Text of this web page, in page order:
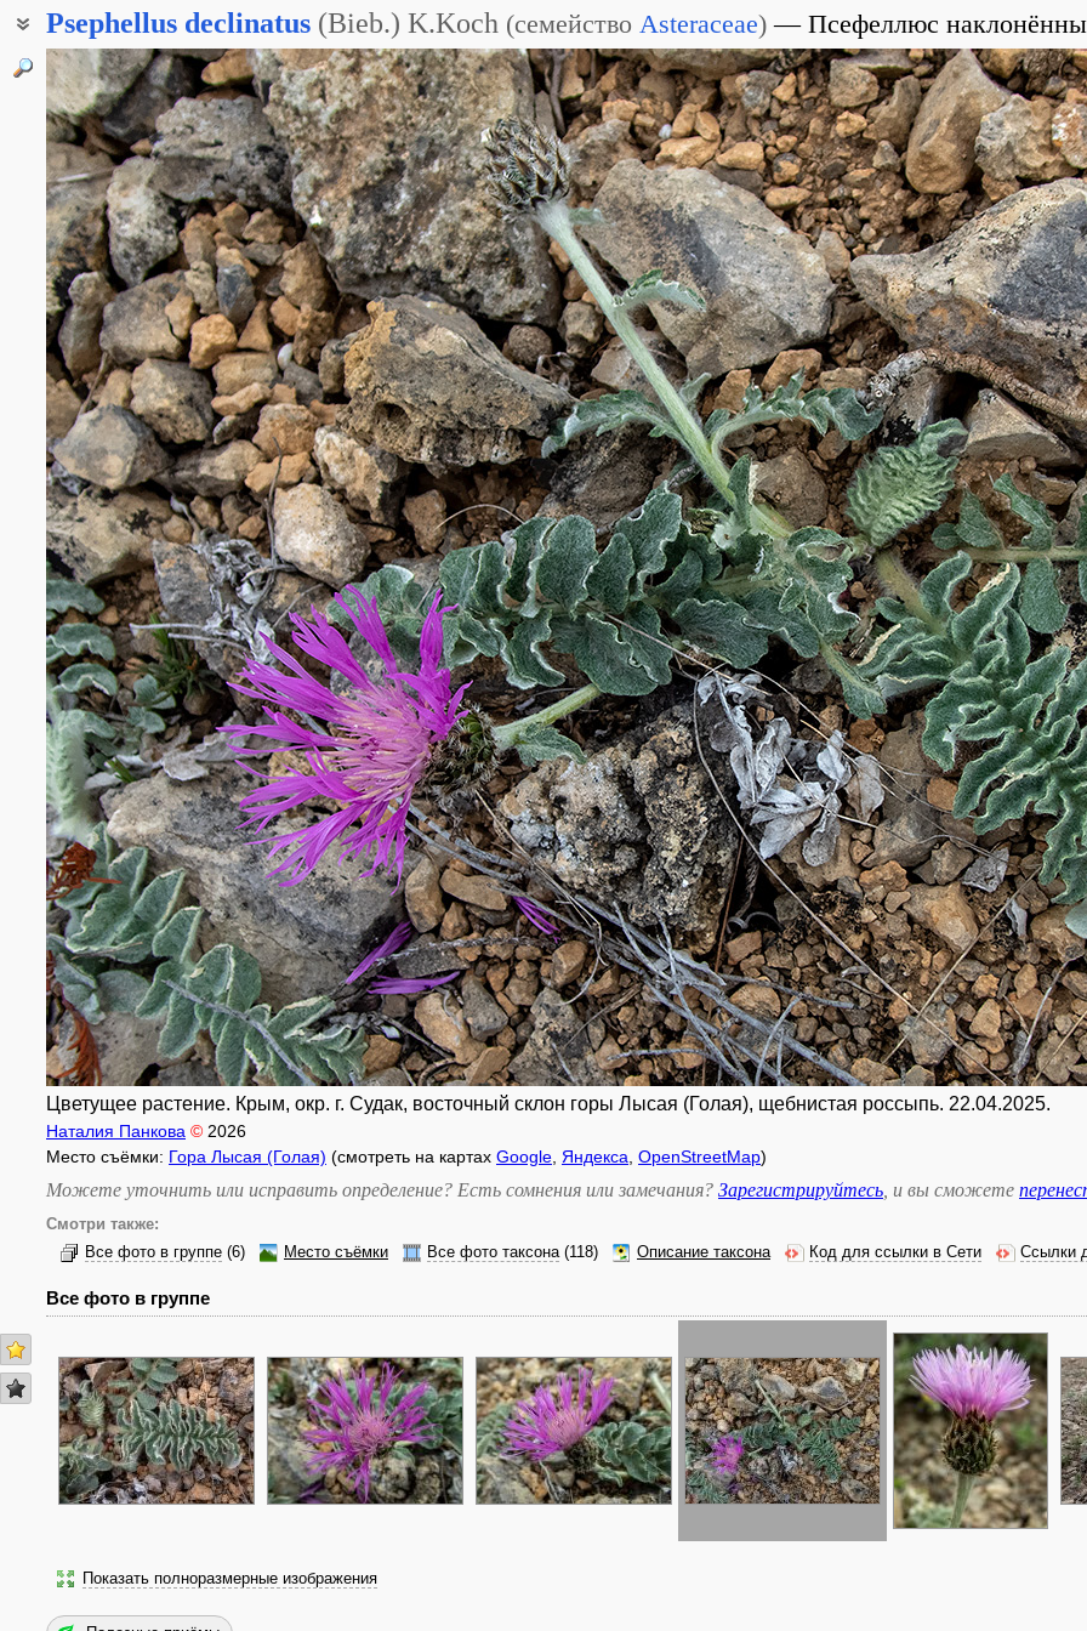
Psephellus declinatus (Bieb.) K.Koch (семейство Asteraceae) Псефеллюс
Василёк наклонённый
Цветущее растение. Крым, окр. г. Судак, восточный склон горы Лысая (Голая), щебнистая россыпь. 22.04.2025.
Наталия Панкова © 2026
Место съёмки: Гора Лысая (Голая) (смотреть на картах Google Яндекса OpenStreetMap)
Можете уточнить или исправить определение? Есть сомнения или замечания? Зарегистрируйтесь , и вы сможете
Смотри также:
Все фото в группе (6) Место съёмки Все фото таксона(118) Описание таксона Код для ссылки в Сети Ссылки
Все фото в группе
Показать полноразмерные изображения